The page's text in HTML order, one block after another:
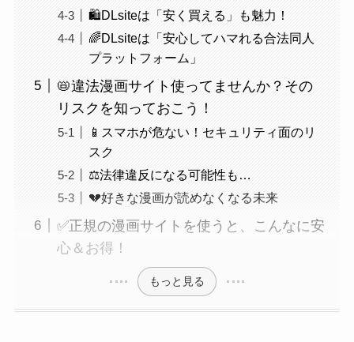
🛍️DLsiteは「安く買える」も魅力！
🌈DLsiteは「安心してハマれる合法同人
プラットフォーム」
📛違法漫画サイト使ってませんか？その
リスクを知っておこう！
📱スマホが危ない！セキュリティ面のリ
スク
⚖️法律違反になる可能性も…
💔好きな漫画が読めなくなる未来
✅正規の漫画サイトを使うと、こんなに安
心＆お得！
もっと見る